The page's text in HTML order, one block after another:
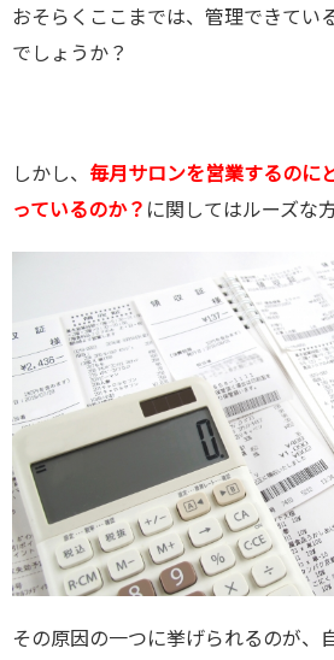
おそらくここまでは、管理できてい
でしょうか？
しかし、 毎月サロンを営業するのに
っているのか？ に関してはルーズな
その原因の一つに挙げられるのが、